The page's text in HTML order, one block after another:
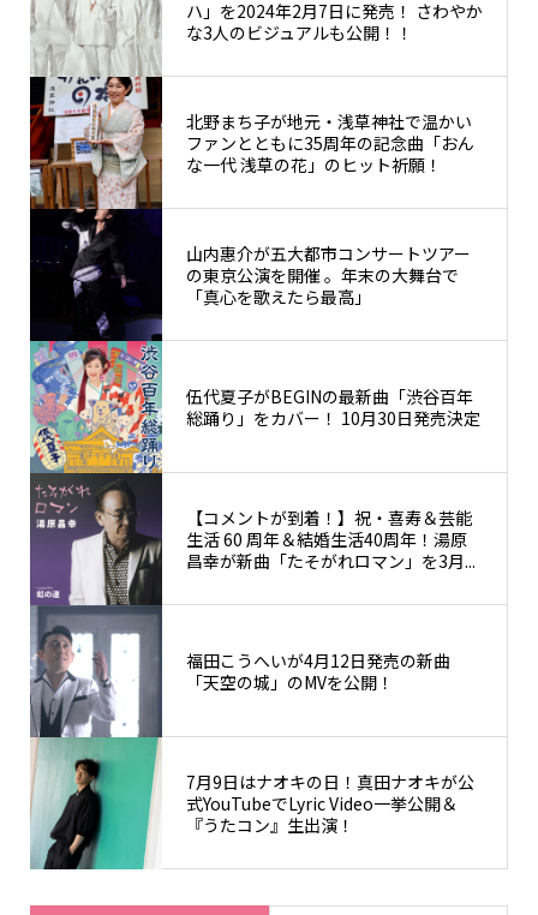
ハ」を2024年2月7日に発売！ さわやか
な3人のビジュアルも公開！！
北野まち子が地元・浅草神社で温かい
ファンとともに35周年の記念曲「おん
な一代 浅草の花」のヒット祈願！
山内惠介が五大都市コンサートツアー
の東京公演を開催 。年末の大舞台で
「真心を歌えたら最高」
伍代夏子がBEGINの最新曲「渋谷百年
総踊り」をカバー！ 10月30日発売決定
【コメントが到着！】祝・喜寿＆芸能
生活 60 周年＆結婚生活40周年！湯原
昌幸が新曲「たそがれロマン」を3月...
福田こうへいが4月12日発売の新曲
「天空の城」のMVを公開！
7月9日はナオキの日！真田ナオキが公
式YouTubeでLyric Video一挙公開＆
『うたコン』生出演！